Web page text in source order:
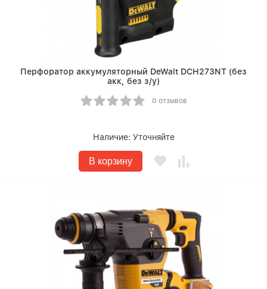
Перфоратор аккумуляторный DeWalt DCH273NT (без
акк, без з/у)
0 отзывов
Наличие: Уточняйте
В корзину